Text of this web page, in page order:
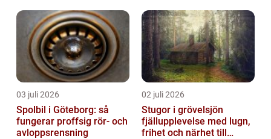
03 juli 2026
Spolbil i Göteborg: så
fungerar proffsig rör- och
avloppsrensning
02 juli 2026
Stugor i grövelsjön
fjällupplevelse med lugn,
frihet och närhet till